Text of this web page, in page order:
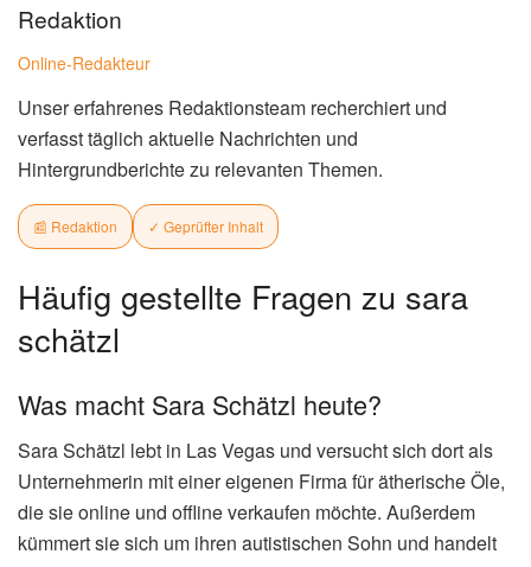
Redaktion
Online-Redakteur
Unser erfahrenes Redaktionsteam recherchiert und
verfasst täglich aktuelle Nachrichten und
Hintergrundberichte zu relevanten Themen.
📰 Redaktion ✓ Geprüfter Inhalt
Häufig gestellte Fragen zu sara
schätzl
Was macht Sara Schätzl heute?
Sara Schätzl lebt in Las Vegas und versucht sich dort als
Unternehmerin mit einer eigenen Firma für ätherische Öle,
die sie online und offline verkaufen möchte. Außerdem
kümmert sie sich um ihren autistischen Sohn und handelt